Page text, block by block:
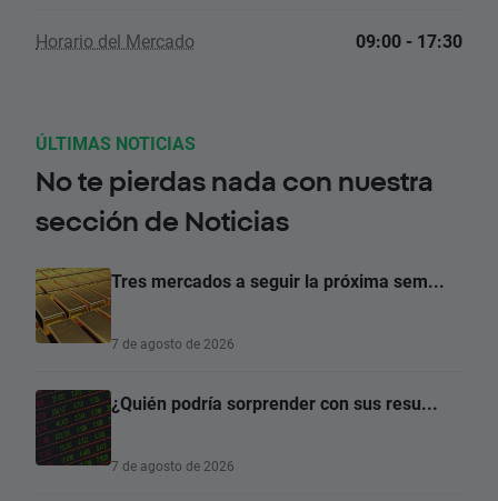
Horario del Mercado 09:00 - 17:30
ÚLTIMAS NOTICIAS
No te pierdas nada con nuestra
sección de Noticias
Tres mercados a seguir la próxima sem...
7 de agosto de 2026
¿Quién podría sorprender con sus resu...
7 de agosto de 2026